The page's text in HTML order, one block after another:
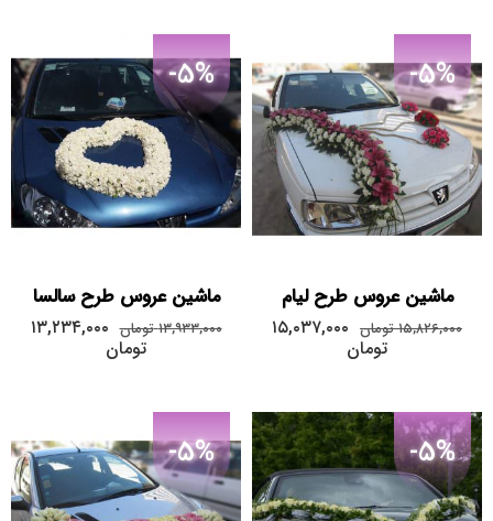
-5%
ماشین عروس طرح لیام
۱۵,۸۲۶,۰۰۰ تومان ۱۵,۰۳۷,۰۰۰
تومان
-5%
ماشین عروس طرح سالسا
۱۳,۹۳۳,۰۰۰ تومان ۱۳,۲۳۴,۰۰۰
تومان
-5%
-5%